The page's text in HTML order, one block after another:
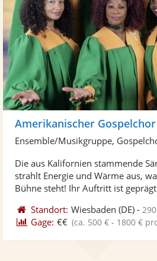
Ensemble/Musikgruppe,
Die aus Kalifornien stammende
strahlt Energie und Wärme aus,
Bühne steht! Ihr Auftritt ist
Standort: Wiesbaden (DE) -
Gage: €€ (ca. 500 € - 1800 €